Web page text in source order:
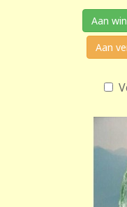
Aan
Aan